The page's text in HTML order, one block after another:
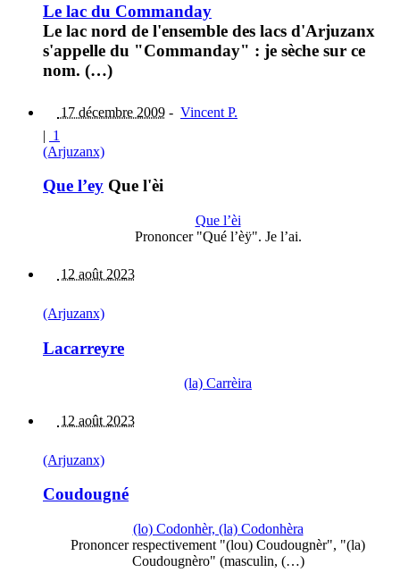
Le lac du Commanday
Le lac nord de l'ensemble des lacs d'Arjuzanx
s'appelle du "Commanday" : je sèche sur ce
nom. (…)
17 décembre 2009 - Vincent P.
| 1
(Arjuzanx)
Que l’ey Que l'èi
Que l’èi
Prononcer "Qué l’èÿ". Je l’ai.
12 août 2023
(Arjuzanx)
Lacarreyre
(la) Carrèira
12 août 2023
(Arjuzanx)
Coudougné
(lo) Codonhèr, (la) Codonhèra
Prononcer respectivement "(lou) Coudougnèr", "(la)
Coudougnèro" (masculin, (…)